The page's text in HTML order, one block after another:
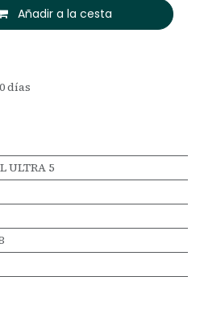
Añadir a la cesta
días
ULTRA 5